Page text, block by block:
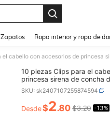
Zapatos Ropa interior y ropa de
10 piezas Clips para el
princesa sirena de concha
degradado rizado para niñas
SKU: sk2407107255874594
Desde$2.80 $3.20 -13%